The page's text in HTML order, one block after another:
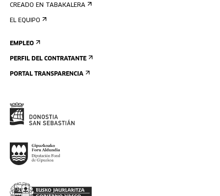
CREADO EN TABAKALERA
EL EQUIPO
EMPLEO
PERFIL DEL CONTRATANTE
PORTAL TRANSPARENCIA